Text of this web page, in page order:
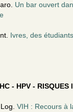
Un bar ouvert
Ivres, des
- HPV - RISQUES
VIH : Recours à